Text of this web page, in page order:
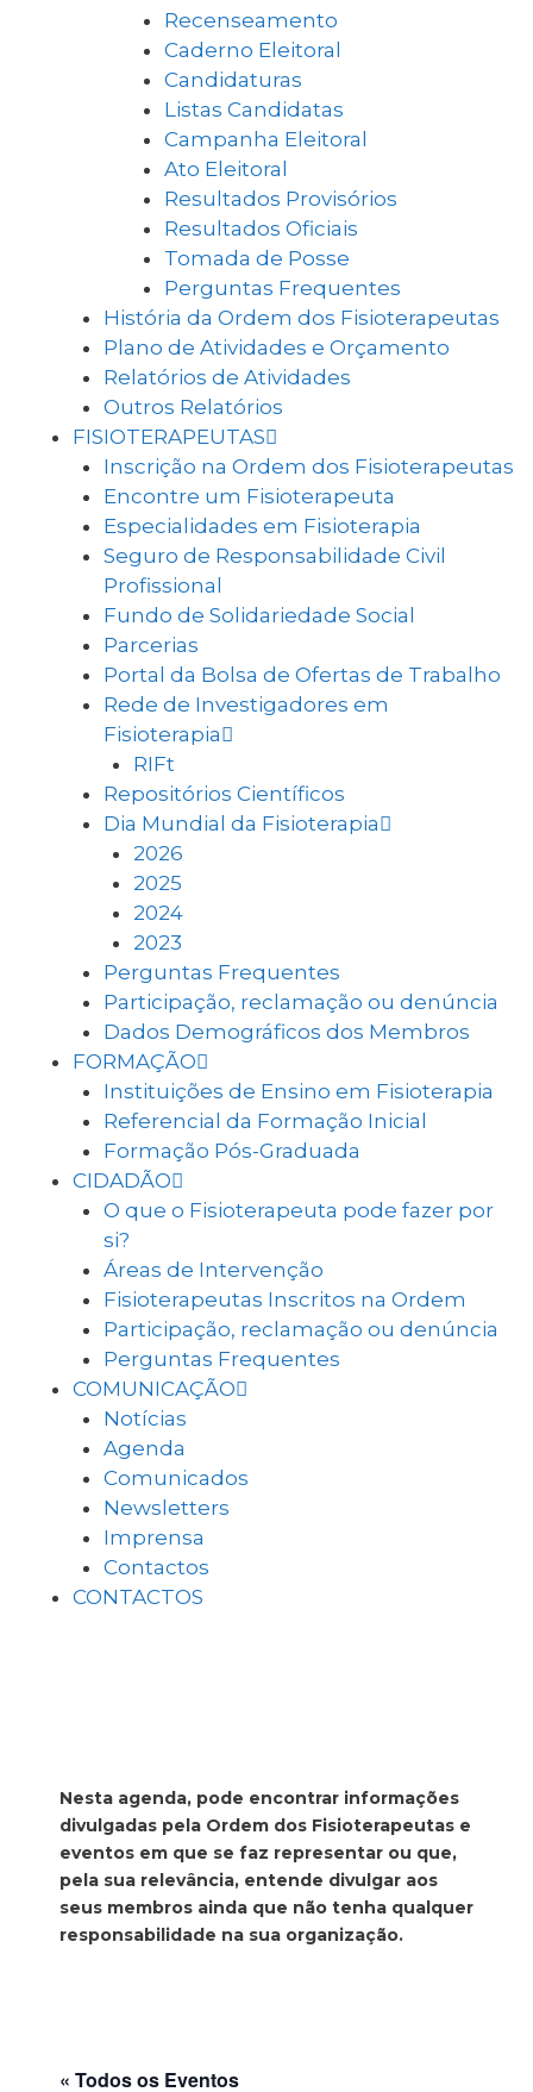
Recenseamento
Caderno Eleitoral
Candidaturas
Listas Candidatas
Campanha Eleitoral
Ato Eleitoral
Resultados Provisórios
Resultados Oficiais
Tomada de Posse
Perguntas Frequentes
História da Ordem dos Fisioterapeutas
Plano de Atividades e Orçamento
Relatórios de Atividades
Outros Relatórios
FISIOTERAPEUTAS
Inscrição na Ordem dos Fisioterapeutas
Encontre um Fisioterapeuta
Especialidades em Fisioterapia
Seguro de Responsabilidade Civil
Profissional
Fundo de Solidariedade Social
Parcerias
Portal da Bolsa de Ofertas de Trabalho
Rede de Investigadores em
Fisioterapia
RIFt
Repositórios Científicos
Dia Mundial da Fisioterapia
2026
2025
2024
2023
Perguntas Frequentes
Participação, reclamação ou denúncia
Dados Demográficos dos Membros
FORMAÇÃO
Instituições de Ensino em Fisioterapia
Referencial da Formação Inicial
Formação Pós-Graduada
CIDADÃO
O que o Fisioterapeuta pode fazer por
si?
Áreas de Intervenção
Fisioterapeutas Inscritos na Ordem
Participação, reclamação ou denúncia
Perguntas Frequentes
COMUNICAÇÃO
Notícias
Agenda
Comunicados
Newsletters
Imprensa
Contactos
CONTACTOS
Nesta agenda, pode encontrar informações
divulgadas pela Ordem dos Fisioterapeutas e
eventos em que se faz representar ou que,
pela sua relevância, entende divulgar aos
seus membros ainda que não tenha qualquer
responsabilidade na sua organização.
« Todos os Eventos